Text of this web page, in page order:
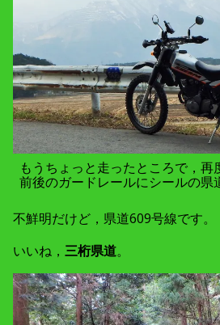
もうちょっと走ったところで，
前後のガードレールにシールの県
不鮮明だけど，県道609号線です。
いいね， 三桁県道。